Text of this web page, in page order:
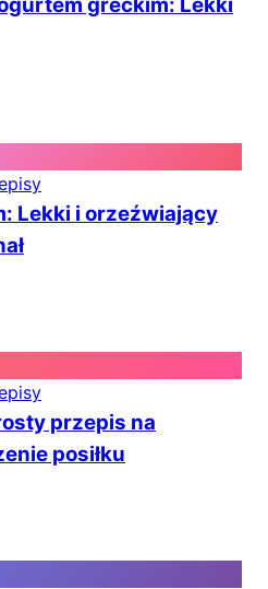
Lekki i orzeźwiający
przepis na
posiłku